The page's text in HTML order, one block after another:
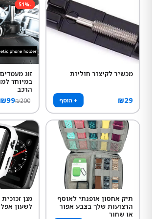
מכשיר לקיצור חוליות
₪29 + הוסף
-
51%
זוג
במיוחד
הרכב
₪99₪200
תיק אחסון אופנתי לאוסף
הרצועות שלך בצבע אפור
או שחור
מגן
לשעון